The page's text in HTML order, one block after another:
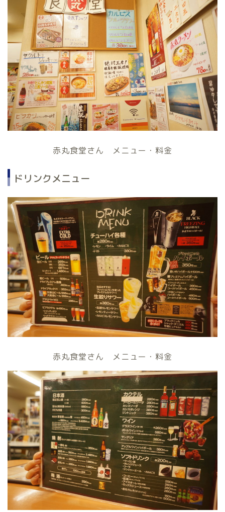
赤丸食堂さん メニュー・料金
ドリンクメニュー
赤丸食堂さん メニュー・料金